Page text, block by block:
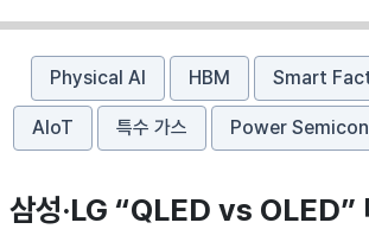
Physical AI HBM Smart
AIoT 특수 가스 Power Semicon
삼성·LG “QLED vs OLED”